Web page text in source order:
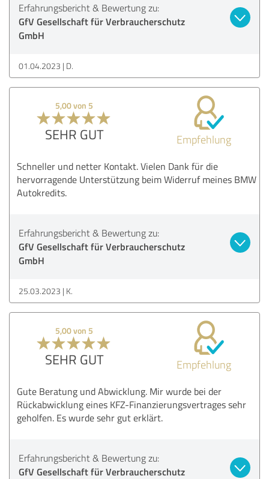
Erfahrungsbericht & Bewertung zu:
GfV Gesellschaft für Verbraucherschutz
GmbH
01.04.2023 D.
5,00 von 5
SEHR GUT Empfehlung
Schneller und netter Kontakt. Vielen Dank für die
hervorragende Unterstützung beim Widerruf meines BMW
Autokredits.
Erfahrungsbericht & Bewertung zu:
GfV Gesellschaft für Verbraucherschutz
GmbH
25.03.2023 K.
5,00 von 5
SEHR GUT Empfehlung
Gute Beratung und Abwicklung. Mir wurde bei der
Rückabwicklung eines KFZ-Finanzierungsvertrages sehr
geholfen. Es wurde sehr gut erklärt.
Erfahrungsbericht & Bewertung zu:
GfV Gesellschaft für Verbraucherschutz